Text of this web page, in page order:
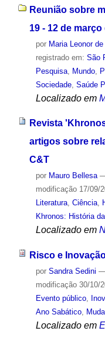
Reunião sobre
19 - 12 de março
por Maria Leonor
registrado em: São
Pesquisa, Mundo,
Sociedade, Saúde
Localizado em
Revista
artigos sobre
C&T
por Mauro Bellesa
modificação17/09/
Literatura, Ciência,
Khronos: História
Localizado em
Risco e
por Sandra Sedini
modificação30/10/
Evento público,
Ano Sabático,
Localizado em